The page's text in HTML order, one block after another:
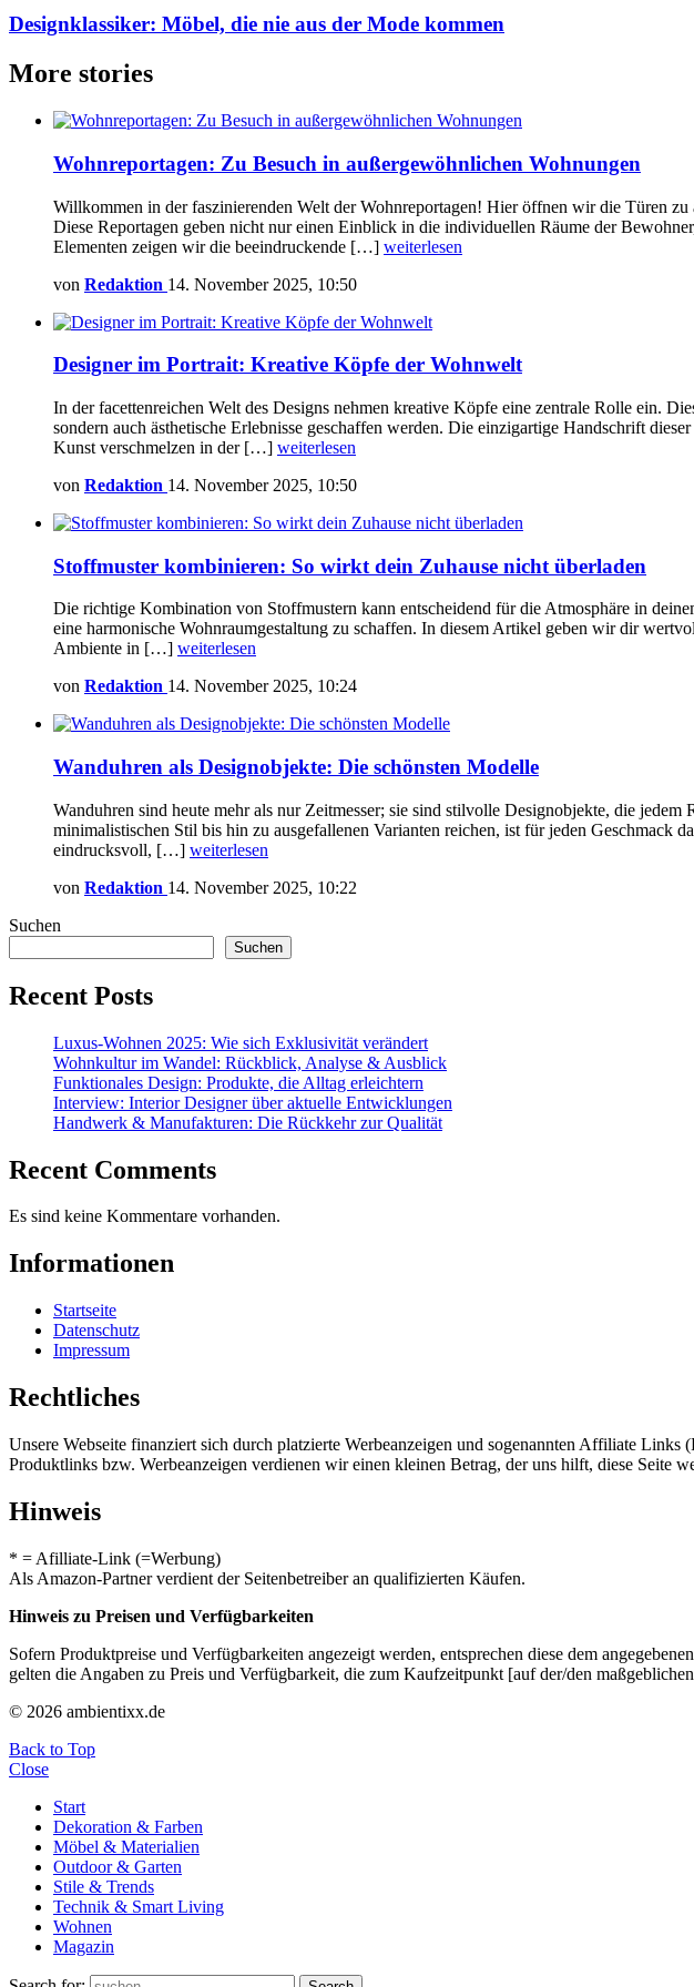
Designklassiker: Möbel, die nie aus der Mode kommen
More stories
Wohnreportagen: Zu Besuch in außergewöhnlichen Wohnungen
Willkommen in der faszinierenden Welt der Wohnreportagen! Hier öffnen wir die Türen
Diese Reportagen geben nicht nur einen Einblick in die individuellen Räume der
Elementen zeigen wir die beeindruckende […] weiterlesen
von Redaktion 14. November 2025, 10:50
Designer im Portrait: Kreative Köpfe der Wohnwelt
In der facettenreichen Welt des Designs nehmen kreative Köpfe eine zentrale Rolle ein.
sondern auch ästhetische Erlebnisse geschaffen werden. Die einzigartige Handschrift
Kunst verschmelzen in der […] weiterlesen
von Redaktion 14. November 2025, 10:50
Stoffmuster kombinieren: So wirkt dein Zuhause nicht überladen
Die richtige Kombination von Stoffmustern kann entscheidend für die Atmosphäre in
eine harmonische Wohnraumgestaltung zu schaffen. In diesem Artikel geben wir dir
Ambiente in […] weiterlesen
von Redaktion 14. November 2025, 10:24
Wanduhren als Designobjekte: Die schönsten Modelle
Wanduhren sind heute mehr als nur Zeitmesser; sie sind stilvolle Designobjekte, die
minimalistischen Stil bis hin zu ausgefallenen Varianten reichen, ist für jeden Geschmack
eindrucksvoll, […] weiterlesen
von Redaktion 14. November 2025, 10:22
Suchen
Suchen
Recent Posts
Luxus-Wohnen 2025: Wie sich Exklusivität verändert
Wohnkultur im Wandel: Rückblick, Analyse & Ausblick
Funktionales Design: Produkte, die Alltag erleichtern
Interview: Interior Designer über aktuelle Entwicklungen
Handwerk & Manufakturen: Die Rückkehr zur Qualität
Recent Comments
Es sind keine Kommentare vorhanden.
Informationen
Startseite
Datenschutz
Impressum
Rechtliches
Unsere Webseite finanziert sich durch platzierte Werbeanzeigen und sogenannten Affiliate
Produktlinks bzw. Werbeanzeigen verdienen wir einen kleinen Betrag, der uns hilft, diese Seite
Hinweis
* = Afilliate-Link (=Werbung)
Als Amazon-Partner verdient der Seitenbetreiber an qualifizierten Käufen.
Hinweis zu Preisen und Verfügbarkeiten
Sofern Produktpreise und Verfügbarkeiten angezeigt werden, entsprechen diese dem
gelten die Angaben zu Preis und Verfügbarkeit, die zum Kaufzeitpunkt [auf der/den
© 2026 ambientixx.de
Back to Top
Close
Start
Dekoration & Farben
Möbel & Materialien
Outdoor & Garten
Stile & Trends
Technik & Smart Living
Wohnen
Magazin